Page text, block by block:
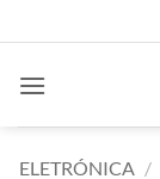
to
content
ELETRÓNICA /